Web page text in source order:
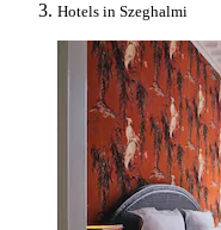
Hotels in Szeghalmi